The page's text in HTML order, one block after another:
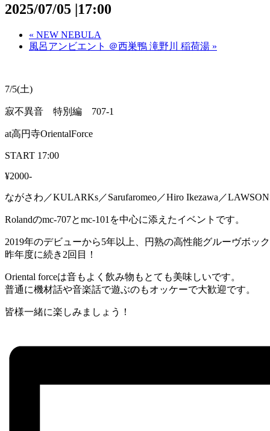
2025/07/05 |17:00
« NEW NEBULA
風呂アンビエント ＠西巣鴨 滝野川 稲荷湯 »
7/5(土)
寂不異音 特別編 707-1
at高円寺OrientalForce
START 17:00
¥2000-
ながさわ／KULARKs／Sarufaromeo／Hiro Ikezawa／
Rolandのmc-707とmc-101を中心に添えたイベン トです。
2019年のデビューから5年以上、円熟の高性能グルーヴボック
昨年度に続き2回目！
Oriental forceは音もよく飲み物もとても美味しいです。
普通に機材話や音楽話で遊ぶのもオッケーで大歓迎です。
皆様一緒に楽しみましょう！